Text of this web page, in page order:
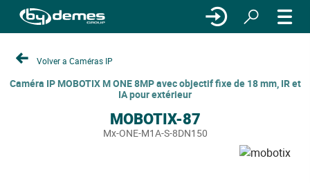
Volver a Caméras IP
Caméra IP MOBOTIX M ONE 8MP avec objectif fixe de 18 mm, IR et
IA pour extérieur
MOBOTIX-87
Mx-ONE-M1A-S-8DN150